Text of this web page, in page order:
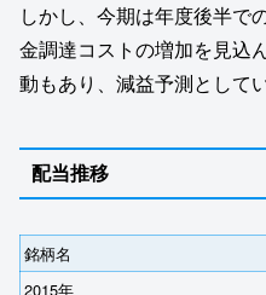
しかし、今期は年度後半で
金調達コストの増加を見込
動もあり、減益予測としてい
配当推移
銘柄名
2015年